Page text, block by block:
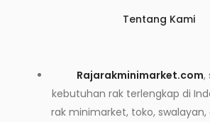
Tentang Kami
Rajarakminimarket.com,
kebutuhan rak terlengkap di
rak minimarket, toko,